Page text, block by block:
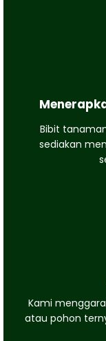
Bibit
sediakan
Kami
atau pohon